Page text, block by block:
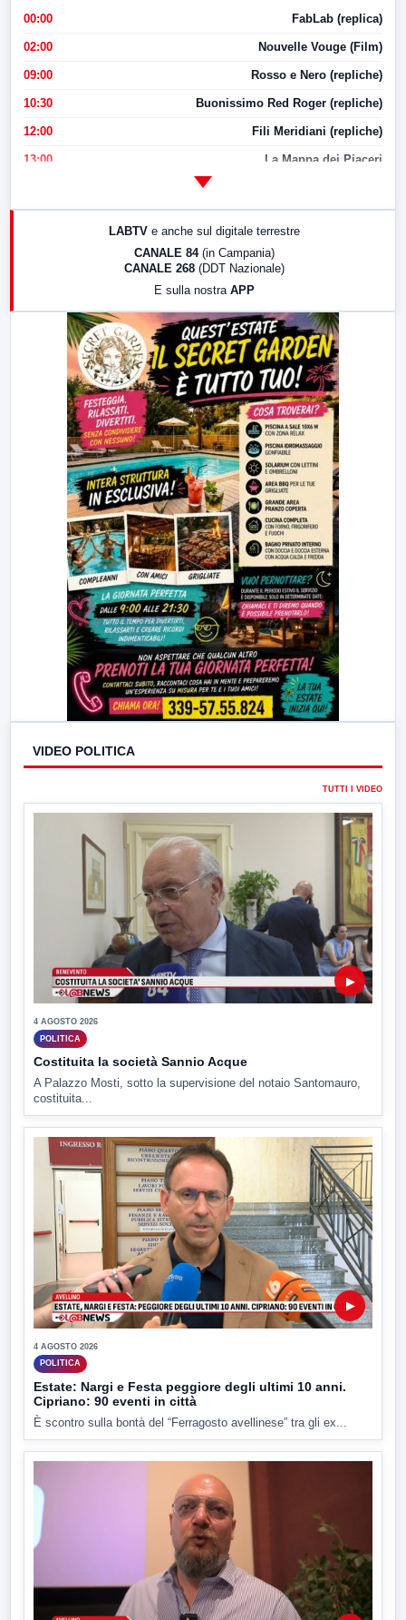
00:00 FabLab (replica)
02:00 Nouvelle Vouge (Film)
09:00 Rosso e Nero (repliche)
10:30 Buonissimo Red Roger (repliche)
12:00 Fili Meridiani (repliche)
13:00 La Mappa dei Piaceri
LabNews (replica)
LABTV e anche sul digitale terrestre
CANALE 84 (in Campania)
CANALE 268 (DDT Nazionale)
E sulla nostra APP
VIDEO POLITICA
TUTTI I VIDEO
▶
4 AGOSTO 2026
POLITICA
Costituita la società Sannio Acque
A Palazzo Mosti, sotto la supervisione del notaio Santomauro,
costituita...
▶
4 AGOSTO 2026
POLITICA
Estate: Nargi e Festa peggiore degli ultimi 10 anni.
Cipriano: 90 eventi in città
È scontro sulla bontà del “Ferragosto avellinese” tra gli ex...